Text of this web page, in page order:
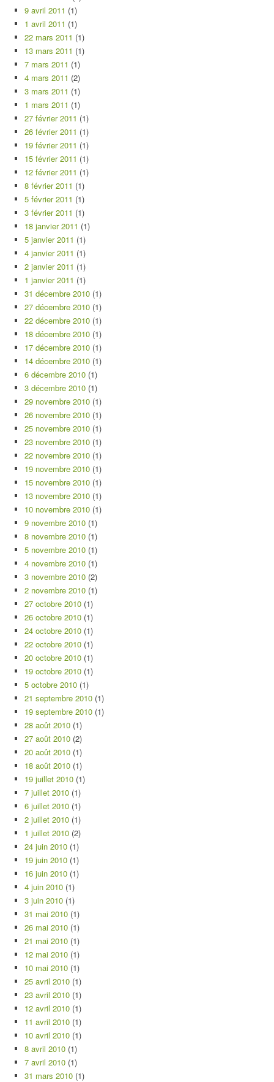
9 avril 2011 (1)
1 avril 2011 (1)
22 mars 2011 (1)
13 mars 2011 (1)
7 mars 2011 (1)
4 mars 2011 (2)
3 mars 2011 (1)
1 mars 2011 (1)
27 février 2011 (1)
26 février 2011 (1)
19 février 2011 (1)
15 février 2011 (1)
12 février 2011 (1)
8 février 2011 (1)
5 février 2011 (1)
3 février 2011 (1)
18 janvier 2011 (1)
5 janvier 2011 (1)
4 janvier 2011 (1)
2 janvier 2011 (1)
1 janvier 2011 (1)
31 décembre 2010 (1)
27 décembre 2010 (1)
22 décembre 2010 (1)
18 décembre 2010 (1)
17 décembre 2010 (1)
14 décembre 2010 (1)
6 décembre 2010 (1)
3 décembre 2010 (1)
29 novembre 2010 (1)
26 novembre 2010 (1)
25 novembre 2010 (1)
23 novembre 2010 (1)
22 novembre 2010 (1)
19 novembre 2010 (1)
15 novembre 2010 (1)
13 novembre 2010 (1)
10 novembre 2010 (1)
9 novembre 2010 (1)
8 novembre 2010 (1)
5 novembre 2010 (1)
4 novembre 2010 (1)
3 novembre 2010 (2)
2 novembre 2010 (1)
27 octobre 2010 (1)
26 octobre 2010 (1)
24 octobre 2010 (1)
22 octobre 2010 (1)
20 octobre 2010 (1)
19 octobre 2010 (1)
5 octobre 2010 (1)
21 septembre 2010 (1)
19 septembre 2010 (1)
28 août 2010 (1)
27 août 2010 (2)
20 août 2010 (1)
18 août 2010 (1)
19 juillet 2010 (1)
7 juillet 2010 (1)
6 juillet 2010 (1)
2 juillet 2010 (1)
1 juillet 2010 (2)
24 juin 2010 (1)
19 juin 2010 (1)
16 juin 2010 (1)
4 juin 2010 (1)
3 juin 2010 (1)
31 mai 2010 (1)
26 mai 2010 (1)
21 mai 2010 (1)
12 mai 2010 (1)
10 mai 2010 (1)
25 avril 2010 (1)
23 avril 2010 (1)
12 avril 2010 (1)
11 avril 2010 (1)
10 avril 2010 (1)
8 avril 2010 (1)
7 avril 2010 (1)
31 mars 2010 (1)